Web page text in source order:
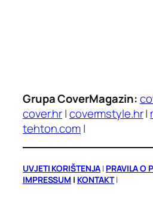
Grupa CoverMagazin:
cover.hr|covermstyle.hr|
tehton.com|
UVJETI KORIŠTENJA | PRAVILA O
IMPRESSUM | KONTAKT|